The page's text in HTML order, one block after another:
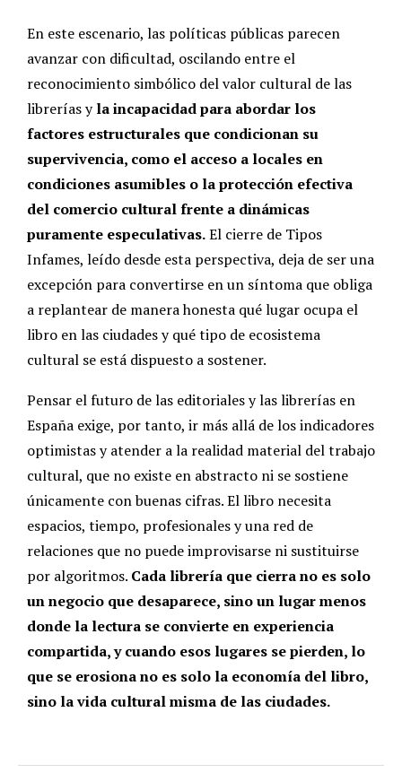
En este escenario, las políticas públicas parecen
avanzar con dificultad, oscilando entre el
reconocimiento simbólico del valor cultural de las
librerías yla incapacidad para abordar los
factores estructurales que condicionan su
supervivencia, como el acceso a locales en
condiciones asumibles o la protección efectiva
del comercio cultural frente a dinámicas
puramente especulativas.El cierre de Tipos
Infames, leído desde esta perspectiva, deja de ser una
excepción para convertirse en un síntoma que obliga
a replantear de manera honesta qué lugar ocupa el
libro en las ciudades y qué tipo de ecosistema
cultural se está dispuesto a sostener.
Pensar el futuro de las editoriales y las librerías en
España exige, por tanto, ir más allá de los indicadores
optimistas y atender a la realidad material del trabajo
cultural, que no existe en abstracto ni se sostiene
únicamente con buenas cifras. El libro necesita
espacios, tiempo, profesionales y una red de
relaciones que no puede improvisarse ni sustituirse
por algoritmos. Cada librería que cierra no es solo
un negocio que desaparece, sino un lugar menos
donde la lectura se convierte en experiencia
compartida, y cuando esos lugares se pierden, lo
que se erosiona no es solo la economía del libro,
sino la vida cultural misma de las ciudades.